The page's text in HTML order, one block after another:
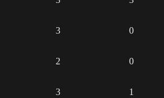
3 0
2 0
3 1